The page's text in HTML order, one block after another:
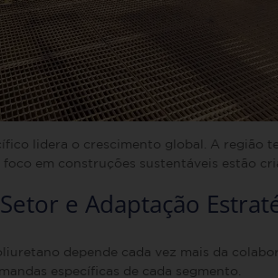
lidera o crescimento global. A
em construções sustentáveis estão
e Adaptação
depende cada vez mais da
específicas de cada segmento.